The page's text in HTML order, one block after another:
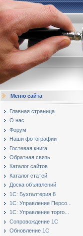
Меню сайта
Главная страница
О нас
Форум
Наши фотографии
Гостевая книга
Обратная связь
Каталог сайтов
Каталог статей
Доска объявлений
1С: Бухгалтерия 8
1С: Управление Персо...
1С: Управление торго...
Сопровождение 1С
Обновление 1С